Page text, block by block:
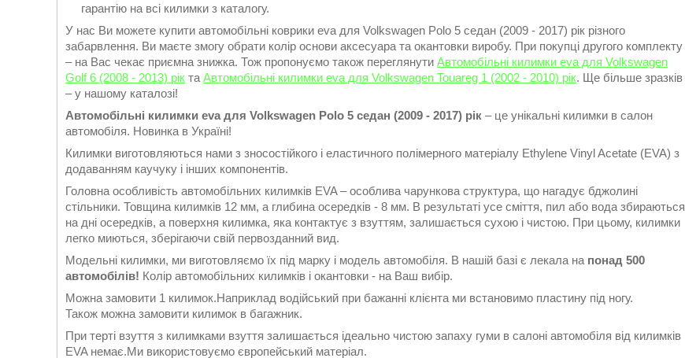
гарантію на всі килимки з каталогу.
У нас Ви можете купити автомобільні коврики eva для Volkswagen Polo 5 седан (2009 - 2017) рік різного
забарвлення. Ви маєте змогу обрати колір основи аксесуара та окантовки виробу. При покупці другого комплекту
– на Вас чекає приємна знижка. Тож пропонуємо також переглянути Автомобільні килимки eva для Volkswagen
Golf 6 (2008 - 2013) рік та Автомобільні килимки eva для Volkswagen Touareg 1 (2002 - 2010) рік. Ще більше зразків
– у нашому каталозі!
Автомобільні килимки eva для Volkswagen Polo 5 седан (2009 - 2017) рік – це унікальні килимки в салон
автомобіля. Новинка в Україні!
Килимки виготовляються нами з зносостійкого і еластичного полімерного матеріалу Ethylene Vinyl Acetate (EVA) з
додаванням каучуку і інших компонентів.
Головна особливість автомобільних килимків EVA – особлива чарункова структура, що нагадує бджолині
стільники. Товщина килимків 12 мм, а глибина осередків - 8 мм. В результаті усе сміття, пил або вода збираються
на дні осередків, а поверхня килимка, яка контактує з взуттям, залишається сухою і чистою. При цьому, килимки
легко миються, зберігаючи свій первозданний вид.
Модельні килимки, ми виготовляємо їх під марку і модель автомобіля. В нашій базі є лекала на понад 500
автомобілів! Колір автомобільних килимків і окантовки - на Ваш вибір.
Можна замовити 1 килимок.Наприклад водійський при бажанні клієнта ми встановимо пластину під ногу.
Також можна замовити килимок в багажник.
При терті взуття з килимками взуття залишається ідеально чистою запаху гуми в салоні автомобіля від килимків
EVA немає.Ми використовуємо європейський матеріал.